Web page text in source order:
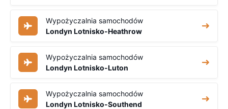
Wypożyczalnia samochodów
Londyn Lotnisko-Heathrow
Wypożyczalnia samochodów
Londyn Lotnisko-Luton
Wypożyczalnia samochodów
Londyn Lotnisko-Southend